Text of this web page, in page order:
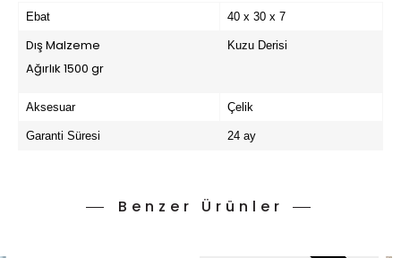
Ebat 40 x 30 x 7
Dış Malzeme
Ağırlık 1500 gr
Kuzu Derisi
Aksesuar Çelik
Garanti Süresi 24 ay
Benzer Ürünler